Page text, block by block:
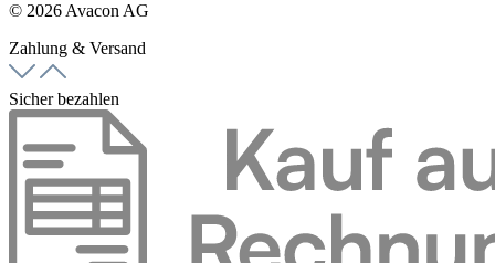
© 2026 Avacon AG
Zahlung & Versand
Sicher bezahlen